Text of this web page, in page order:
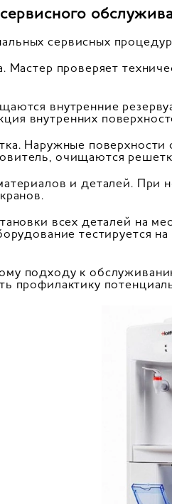
сервисных
Мастер проверяет
внутренние
внутренних
Наружные
очищаются
и деталей. При
всех деталей на
тестируется
подходу к
профилактику